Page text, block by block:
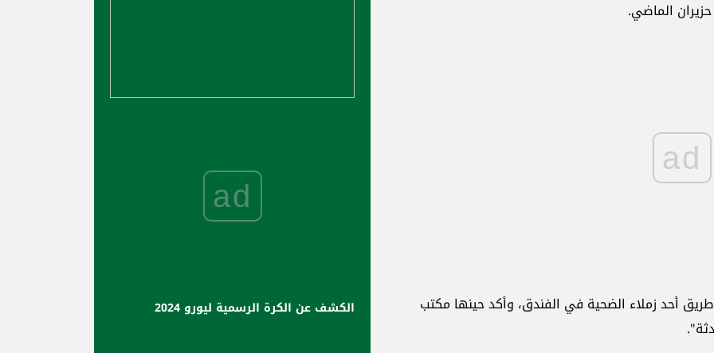
ad
أحد زملاء الضحية في الفندق، وأكد حينها مكتب
ad
الكشف عن الكرة الرسمية ليورو 2024